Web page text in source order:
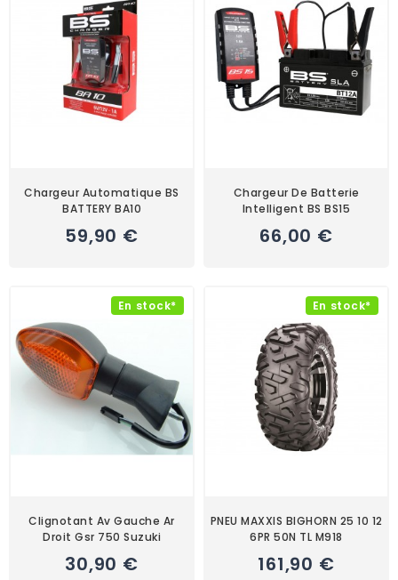
Chargeur Automatique BS
BATTERY BA10
59,90 €
Chargeur De Batterie
Intelligent BS BS15
66,00 €
En stock*
Clignotant Av Gauche Ar
Droit Gsr 750 Suzuki
30,90 €
En stock*
PNEU MAXXIS BIGHORN 25 10 12
6PR 50N TL M918
161,90 €